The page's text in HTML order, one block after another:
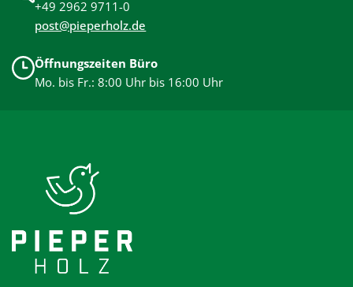
+49 2962 9711-0
post@pieperholz.de
Öffnungszeiten Büro
Mo. bis Fr.: 8:00 Uhr bis 16:00 Uhr